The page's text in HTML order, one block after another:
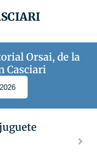
Orsai, de la
Casciari